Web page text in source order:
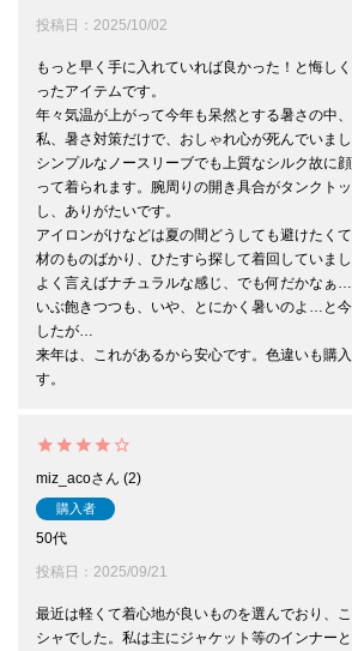
投稿日 2025/10/02
もっと早く手に入れていれば良かった！と悔し
ったアイテムです。
年々気温が上がって今年も呆然とする暑さの中
私、暑さ対策だけで、おしゃれ心が死んでいまし
シンプルなノースリーブでも上質なシルク故に
って着られます。腕周りの開き具合がタンクト
し、ありがたいです。
アイロンがけなどは夏の間どうしても避けたく
材のものばかり、ひたすら探して着回していまし
よく言えばナチュラルな感じ、でも何だかなぁ
いぶ飽きつつも、いや、とにかく暑いのよ…と
したが…
来年は、これがあるから安心です。色違いも購
す。
miz_aco 2
購入者
50代
投稿日
2025/09/21
最近は軽くて着心地が良いものを選んでおり、
シャでした。私は主にジャケット等のインナー